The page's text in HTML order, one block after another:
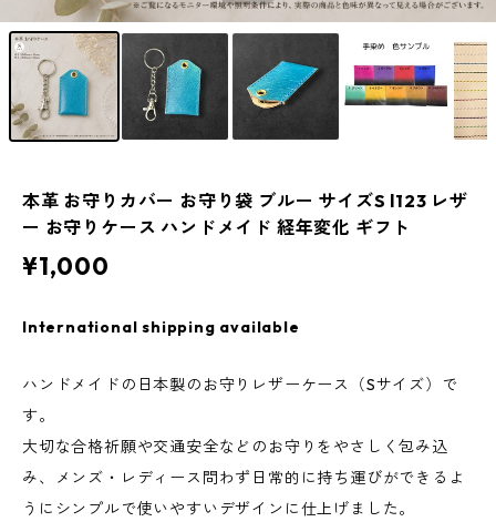
本革 お守りカバー お守り袋 ブルー サイズS l123 レザ
ー お守りケース ハンドメイド 経年変化 ギフト
¥1,000
International shipping available
ハンドメイドの日本製のお守りレザーケース（Sサイズ）で
す。
大切な合格祈願や交通安全などのお守りをやさしく包み込
み、メンズ・レディース問わず日常的に持ち運びができるよ
うにシンプルで使いやすいデザインに仕上げました。